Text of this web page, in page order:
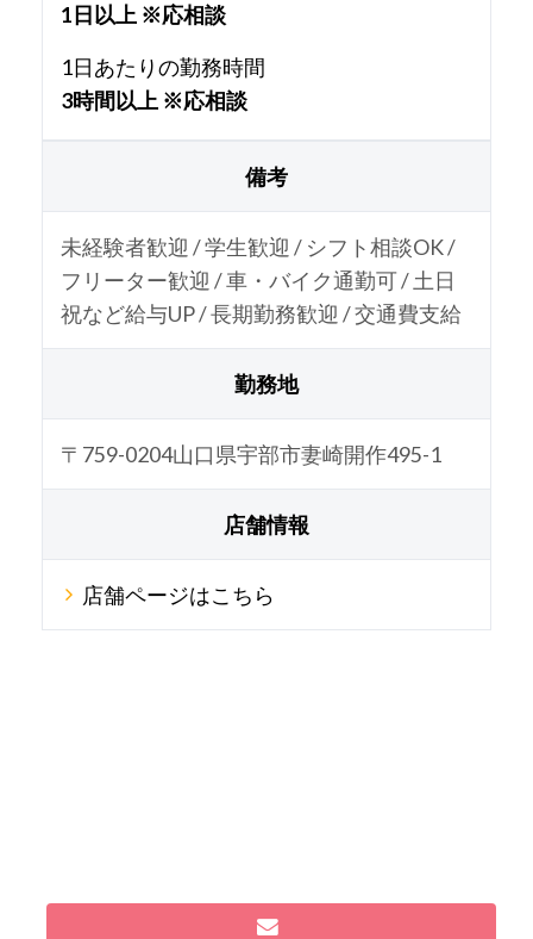
1日以上 ※応相談
1日あたりの勤務時間
3時間以上 ※応相談
備考
未経験者歓迎 / 学生歓迎 / シフト相談OK /
フリーター歓迎 / 車・バイク通勤可 / 土日
祝など給与UP / 長期勤務歓迎 / 交通費支給
勤務地
〒759-0204山口県宇部市妻崎開作495-1
店舗情報
店舗ページはこちら